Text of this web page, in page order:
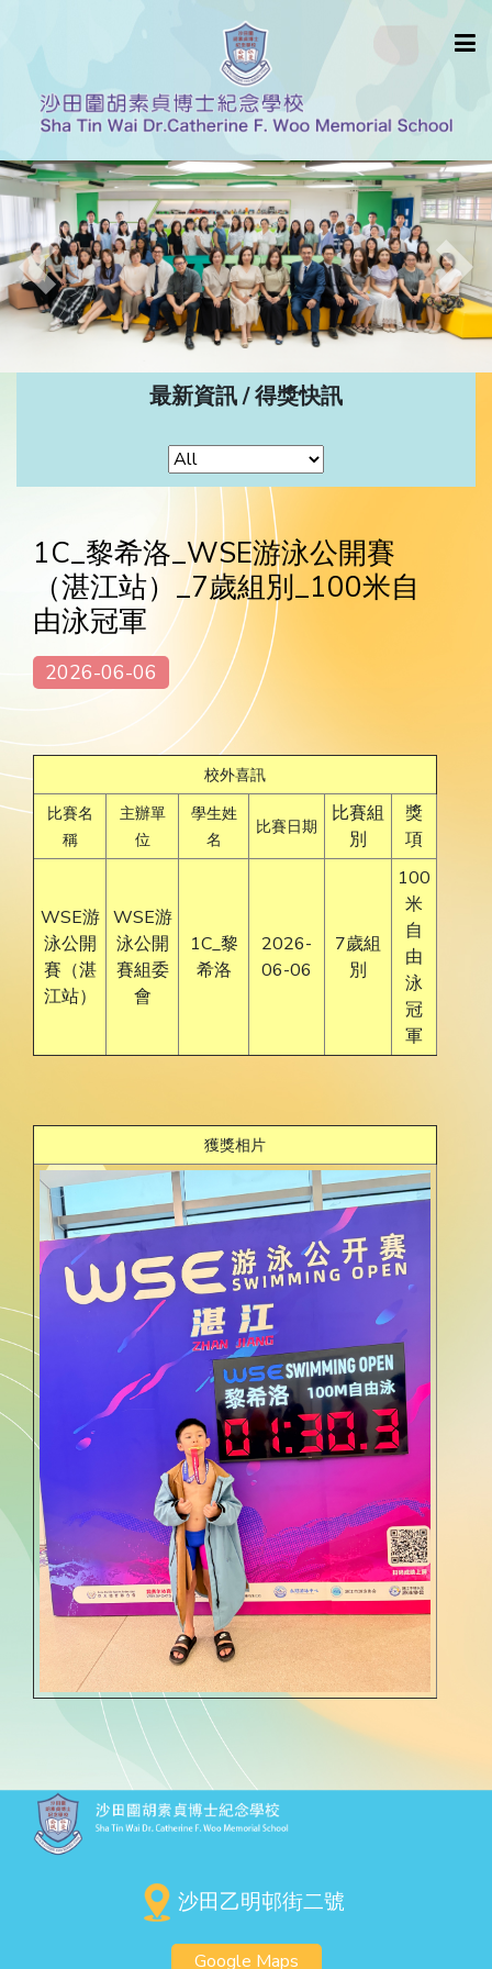
Previous Next
最新資訊 / 得獎快訊
1C_黎希洛_WSE游泳公開賽
（湛江站）_7歲組別_100米自
由泳冠軍
2026-06-06
校外喜訊
比賽名
稱
主辦單
位
學生姓
名
比賽日期
比賽組
別
獎
項
WSE游
泳公開
賽（湛
江站）
WSE游
泳公開
賽組委
會
1C_黎
希洛
2026-
06-06
7歲組
別
100
米
自
由
泳
冠
軍
獲獎相片
沙田乙明邨街二號
Google Maps